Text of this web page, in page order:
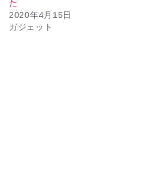
た
2020年4月15日
ガジェット